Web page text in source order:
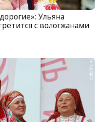
Ульяна
с вологжанами